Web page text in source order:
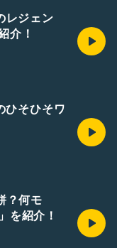
レジェン
介！
そひそワ
？何モ
を紹介！